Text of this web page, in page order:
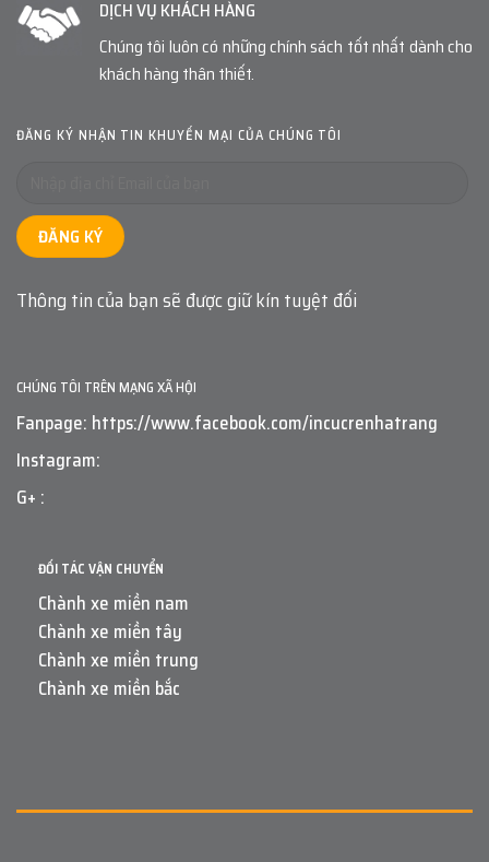
DỊCH VỤ KHÁCH HÀNG
Chúng tôi luôn có những chính sách tốt nhất dành cho
khách hàng thân thiết.
ĐĂNG KÝ NHẬN TIN KHUYẾN MẠI CỦA CHÚNG TÔI
Thông tin của bạn sẽ được giữ kín tuyệt đối
CHÚNG TÔI TRÊN MẠNG XÃ HỘI
Fanpage: https://www.facebook.com/incucrenhatrang
Instagram:
G+ :
ĐỐI TÁC VẬN CHUYỂN
Chành xe miền nam
Chành xe miền tây
Chành xe miền trung
Chành xe miền bắc